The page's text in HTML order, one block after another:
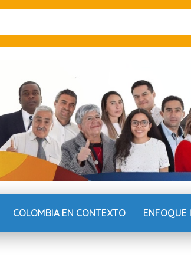
COLOMBIA EN CONTEXTO ENFOQUE